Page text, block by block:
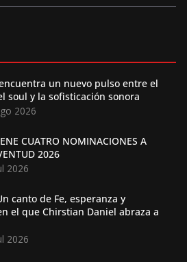
un nuevo pulso entre el
soul y la sofisticación sonora
2026
CUATRO NOMINACIONES A
2026
2026
canto de Fe, esperanza y
el que Chirstian Daniel abraza a
2026